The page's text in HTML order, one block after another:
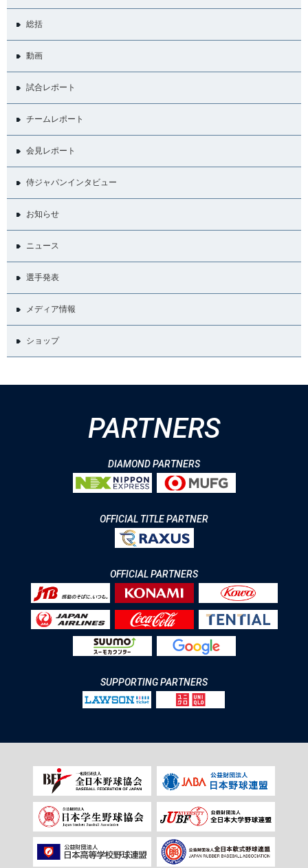
総括
動画
試合レポート
チームレポート
会見レポート
侍ジャパンインタビュー
お知らせ
ニュース
選手発表
メディア情報
ショップ
PARTNERS
DIAMOND PARTNERS
OFFICIAL TITLE PARTNER
OFFICIAL PARTNERS
SUPPORTING PARTNERS